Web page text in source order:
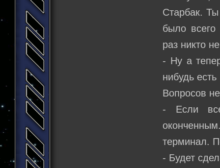
Старбак.
было всего
раз никто
- Ну а
нибудь
Вопросов
- Если
терминал.
- Будет